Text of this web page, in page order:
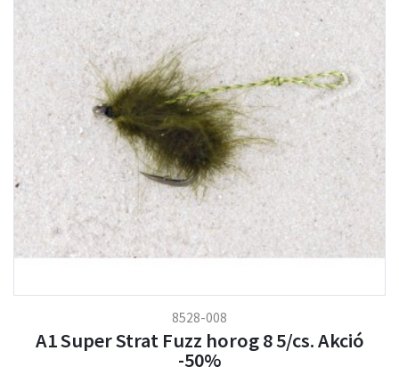
8528-008
A1 Super Strat Fuzz horog 8 5/cs. Akció
-50%